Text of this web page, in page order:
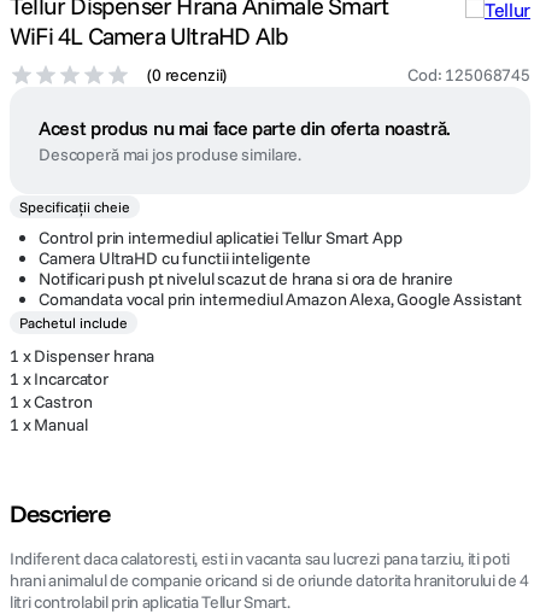
WiFi 4L Camera UltraHD Alb
(0 recenzii) Cod: 125068745
Acest produs nu mai face parte din oferta noastră.
Descoperă mai jos produse similare.
Specificații cheie
Control prin intermediul aplicatiei Tellur Smart App
Camera UltraHD cu functii inteligente
Notificari push pt nivelul scazut de hrana si ora de hranire
Comandata vocal prin intermediul Amazon Alexa, Google Assistant
Pachetul include
1 x Dispenser hrana
1 x Incarcator
1 x Castron
1 x Manual
Descriere
Indiferent daca calatoresti, esti in vacanta sau lucrezi pana tarziu, iti poti
hrani animalul de companie oricand si de oriunde datorita hranitorului de 4
litri controlabil prin aplicatia Tellur Smart.